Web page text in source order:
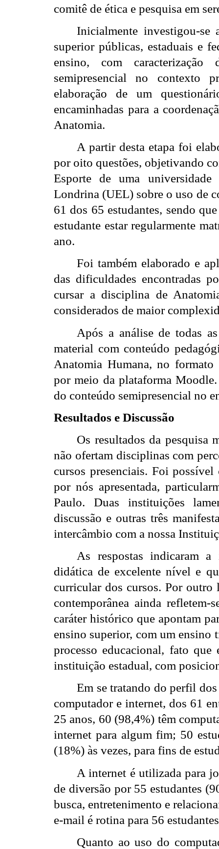
comitê de ética e pesquisa em
Inicialmente investigou-
superior públicas, estaduais e
ensino, com
semipresencial no contexto
elaboração de um
encaminhadas para a
Anatomia.
A partir desta etapa foi
por oito questões, objetivando
Esporte de uma
Londrina (UEL) sobre o uso de
61 dos 65 estudantes, sendo
estudante estar regularmente
ano.
Foi também elaborado e
das dificuldades encontradas
cursar a disciplina de
considerados de maior
Após a análise de todas
material com conteúdo
Anatomia Humana, no
por meio da plataforma
do conteúdo semipresencial no
Resultados e Discussão
Os resultados da pesquisa
não ofertam disciplinas com
cursos presenciais. Foi
por nós apresentada,
Paulo. Duas instituições
discussão e outras três
intercâmbio com a nossa
As respostas indicaram
didática de excelente nível e
curricular dos cursos. Por outro
contemporânea ainda refletem-
caráter histórico que apontam
ensino superior, com um ensino
processo educacional, fato que
instituição estadual, com
Em se tratando do perfil
computador e internet, dos 61
25 anos, 60 (98,4%) têm
internet para algum fim; 50
(18%) às vezes, para fins de
A internet é utilizada para
de diversão por 55 estudantes
busca, entretenimento e
e-mail é rotina para 56
Quanto ao uso do